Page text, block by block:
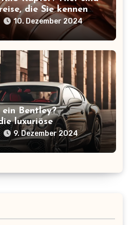
die Sie kennen
10. Dezember 2024
Bentley?
luxuriöse
ikonischen Marke!
9. Dezember 2024